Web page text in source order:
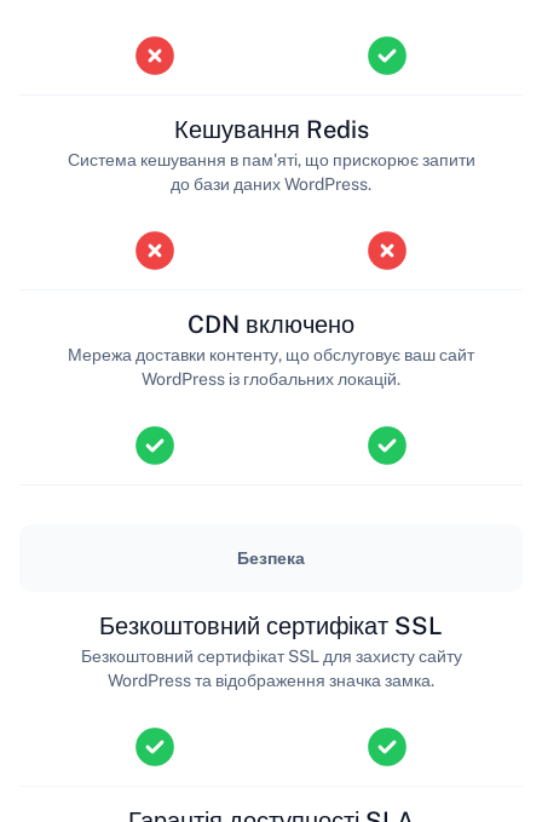
Кешування Redis
Система кешування в пам'яті, що прискорює запити
до бази даних WordPress.
CDN включено
Мережа доставки контенту, що обслуговує ваш сайт
WordPress із глобальних локацій.
Безпека
Безкоштовний сертифікат SSL
Безкоштовний сертифікат SSL для захисту сайту
WordPress та відображення значка замка.